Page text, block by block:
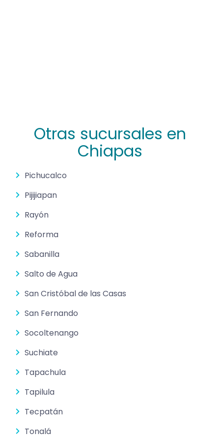
Otras sucursales en
Chiapas
Pichucalco
Pijijiapan
Rayón
Reforma
Sabanilla
Salto de Agua
San Cristóbal de las Casas
San Fernando
Socoltenango
Suchiate
Tapachula
Tapilula
Tecpatán
Tonalá